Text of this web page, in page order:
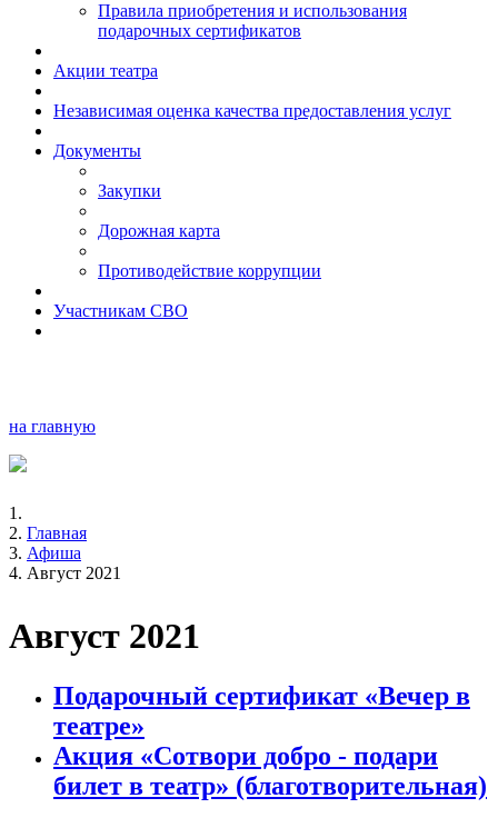
Правила приобретения и использования
подарочных сертификатов
Акции театра
Независимая оценка качества предоставления услуг
Документы
Закупки
Дорожная карта
Противодействие коррупции
Участникам СВО
на главную
Главная
Афиша
Август 2021
Август 2021
Подарочный сертификат «Вечер в
театре»
Акция «Сотвори добро - подари
билет в театр» (благотворительная)